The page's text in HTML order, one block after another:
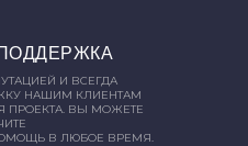
И ВСЕГДА
НАШИМ КЛИЕНТАМ
ПРОЕКТА. ВЫ МОЖЕТЕ
В ЛЮБОЕ ВРЕМЯ.